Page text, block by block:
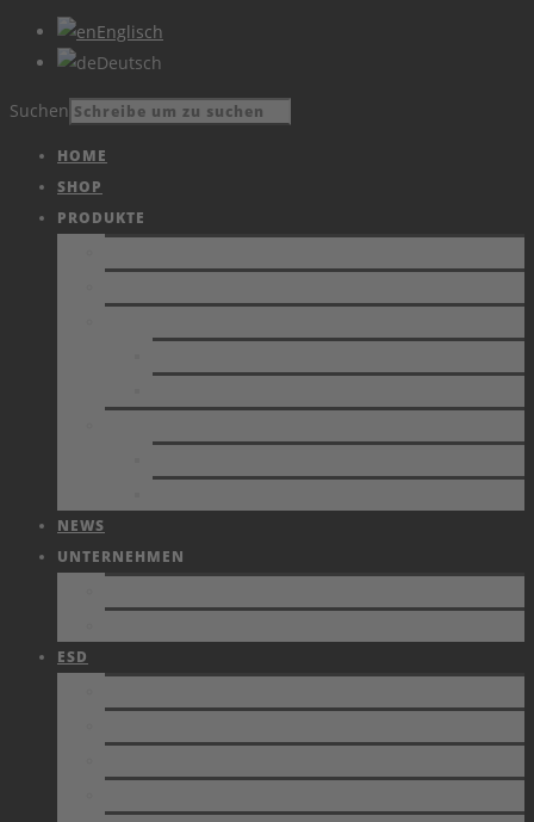
Englisch
Deutsch
Suchen
HOME
SHOP
PRODUKTE
NEWS
UNTERNEHMEN
ESD